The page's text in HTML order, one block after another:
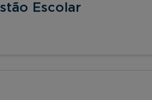
Escolar